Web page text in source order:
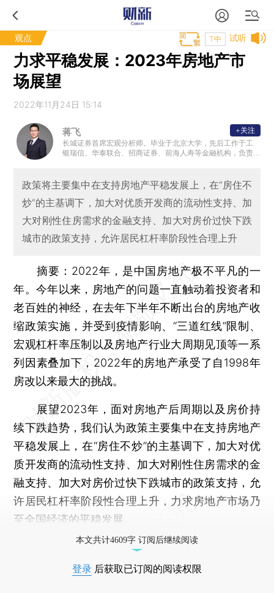
观点 试听
T中
力求平稳发展：2023年房地产市
场展望
2022年11月24日 15:14
蒋飞
长城证券首席宏观分析师。毕业于北京大学，先后工作于工
银瑞信、华泰联合、招商证券、前海人寿等金融机构，负责
+关注
政策将主要集中在支持房地产平稳发展上，在“房住不
炒”的主基调下，加大对优质开发商的流动性支持、加
大对刚性住房需求的金融支持、加大对房价过快下跌
城市的政策支持，允许居民杠杆率阶段性合理上升
摘要： 2022年，是中国房地产极不平凡的一
年。今年以来，房地产的问题一直触动着投资者和
老百姓的神经，在去年下半年不断出台的房地产收
缩政策实施，并受到疫情影响、“三道红线”限制、
宏观杠杆率压制以及房地产行业大周期见顶等一系
列因素叠加下，2022年的房地产承受了自1998年
房改以来最大的挑战。
展望2023年，面对房地产后周期以及房价持
续下跌趋势，我们认为政策主要集中在支持房地产
平稳发展上，在“房住不炒”的主基调下，加大对优
质开发商的流动性支持、加大对刚性住房需求的金
融支持、加大对房价过快下跌城市的政策支持，允
许居民杠杆率阶段性合理上升，力求房地产市场乃
至全国经济的平稳发展。
本文共计4609字 订阅后继续阅读
登录 后获取已订阅的阅读权限